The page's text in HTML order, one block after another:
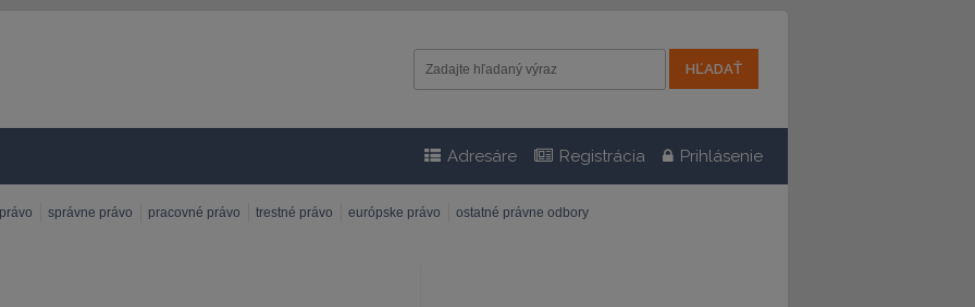
Adresáre Registrácia Prihlásenie
správne právo pracovné právo trestné právo európske právo ostatné právne odbory